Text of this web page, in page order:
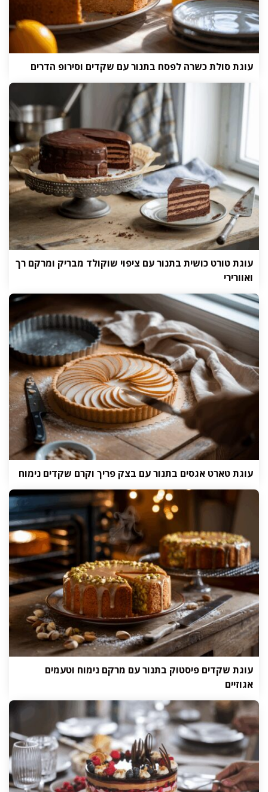
עוגת סולת כשרה לפסח בתנור עם שקדים וסירופ הדרים
עוגת טורט כושית בתנור עם ציפוי שוקולד מבריק ומרקם רך
ואוורירי
עוגת טארט אגסים בתנור עם בצק פריך וקרם שקדים נימוח
עוגת שקדים פיסטוק בתנור עם מרקם נימוח וטעמים
אגוזיים